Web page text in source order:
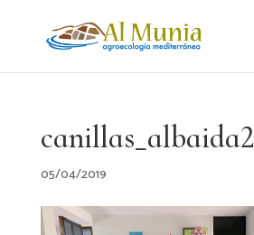
canillas_albaida2
05/04/2019